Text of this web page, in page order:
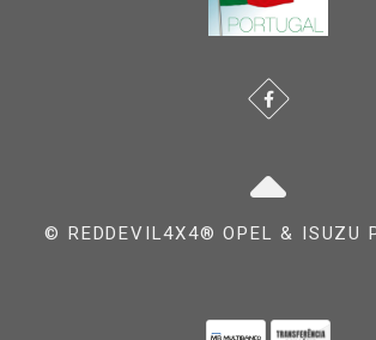
© REDDEVIL4X4® OPEL & ISUZU